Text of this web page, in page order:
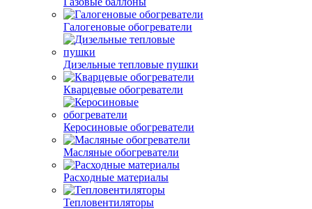
Галогеновые обогреватели
Дизельные тепловые пушки
Кварцевые обогреватели
Керосиновые обогреватели
Масляные обогреватели
Расходные материалы
Тепловентиляторы